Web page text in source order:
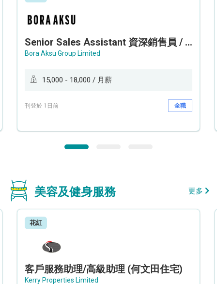
Senior Sales Assistant 資深銷售員 / Sales Assistant 銷售員
Bora Aksu Group Limited
15,000 - 18,000 / 月薪
刊登於 1日前 全職
美容及健身服務 更多
花紅
客戶服務助理/高級助理 (何文田住宅)
Kerry Properties Limited